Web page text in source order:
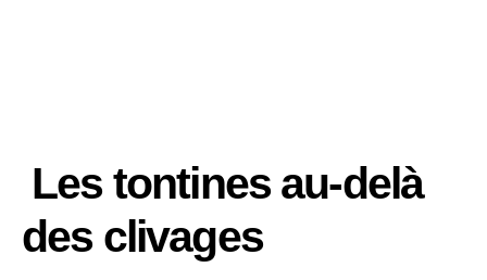
Les tontines au-delà
des clivages